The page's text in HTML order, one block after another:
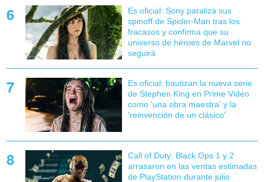
Es oficial: Sony paraliza sus
spinoff de Spider-Man tras los
fracasos y confirma que su
universo de héroes de Marvel no
seguirá
Es oficial: bautizan la nueva serie
de Stephen King en Prime Video
como 'una obra maestra' y la
'reinvención de un clásico'
Call of Duty: Black Ops 1 y 2
arrasaron en las ventas estimadas
de PlayStation durante julio